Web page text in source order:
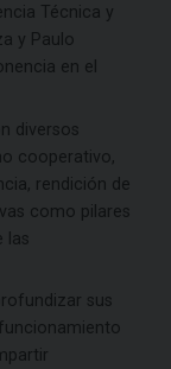
Técnica y
y Paulo
en el
diversos
cooperativo,
rendición de
como pilares
las
sus